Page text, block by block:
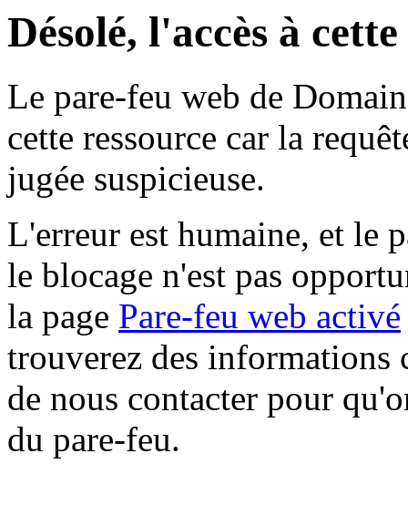
Désolé, l'accès à
Le pare-feu web de
cette ressource car la
jugée suspicieuse.
L'erreur est humaine, et le
le blocage n'est pas
la page Pare-feu web activé
trouverez des informations
de nous contacter pour
du pare-feu.